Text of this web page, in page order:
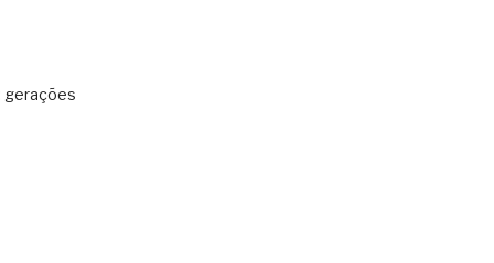
gerações